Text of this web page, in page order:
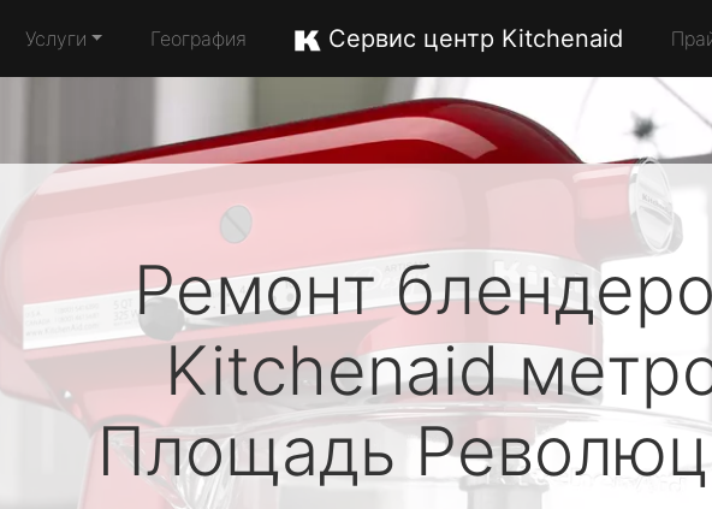
Услуги География Сервис центр Kitchenaid
Ремонт
Kitchenaid
Площадь